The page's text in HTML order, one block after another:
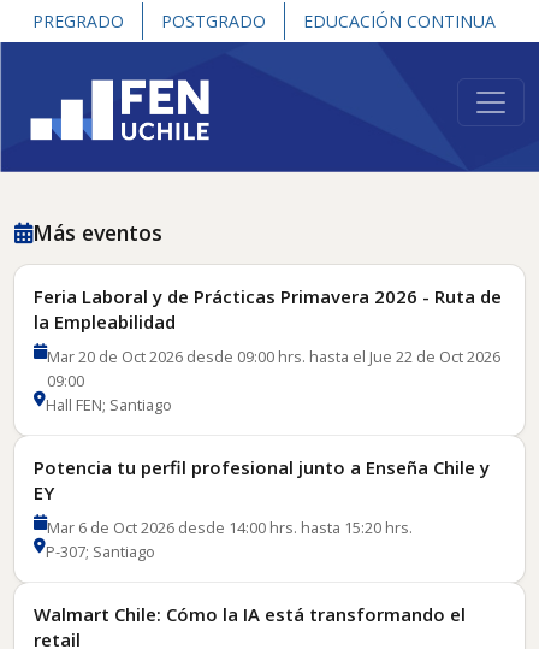
PREGRADO POSTGRADO EDUCACIÓN CONTINUA
Más eventos
Feria Laboral y de Prácticas Primavera 2026 - Ruta de
la Empleabilidad
Mar 20 de Oct 2026 desde 09:00 hrs. hasta el Jue 22 de Oct 2026
09:00
Hall FEN; Santiago
Potencia tu perfil profesional junto a Enseña Chile y
EY
Mar 6 de Oct 2026 desde 14:00 hrs. hasta 15:20 hrs.
P-307; Santiago
Walmart Chile: Cómo la IA está transformando el
retail